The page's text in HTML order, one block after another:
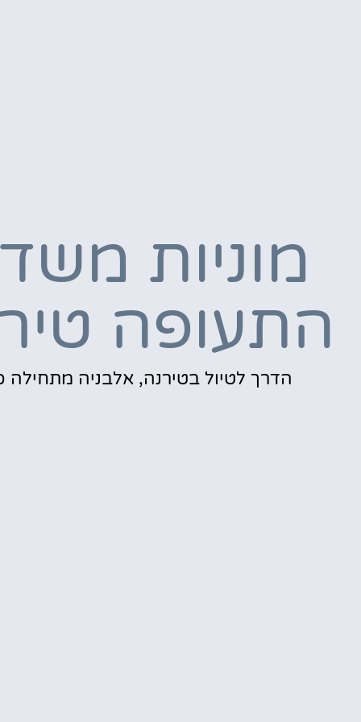
מוניות
התעופה
הדרך לטיול בטירנה, אלבניה מתחילה